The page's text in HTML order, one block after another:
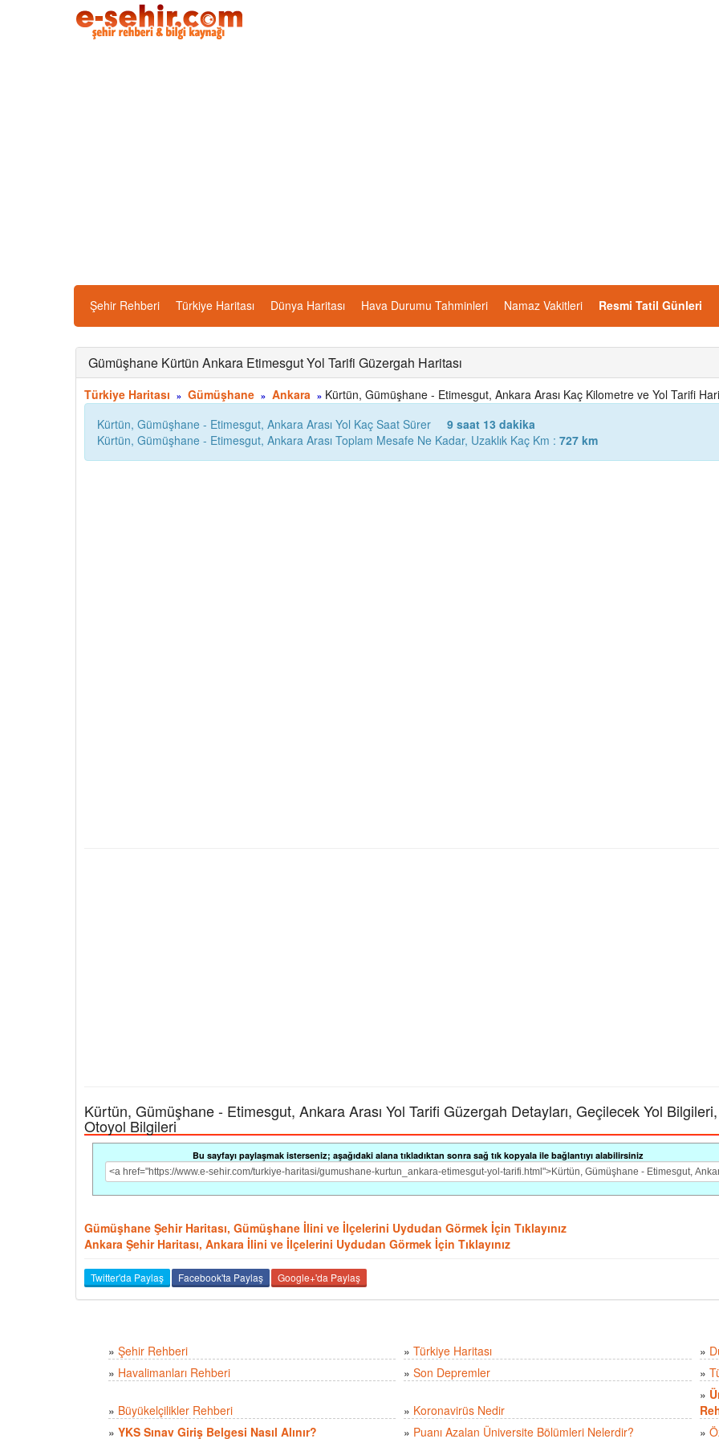
Şehir Rehberi Türkiye Haritası Dünya Haritası Hava Durumu Tahminleri Namaz Vakitleri Resmi Tatil Günleri
Gümüşhane Kürtün Ankara Etimesgut Yol Tarifi Güzergah Haritası
Türkiye Haritası » Gümüşhane » Ankara » Kürtün, Gümüşhane - Etimesgut, Ankara Arası Kaç Kilometre ve Yol Tarifi
Kürtün, Gümüşhane - Etimesgut, Ankara Arası Yol Kaç Saat Sürer
9 saat 13 dakika
Kürtün, Gümüşhane - Etimesgut, Ankara Arası Toplam Mesafe Ne Kadar, Uzaklık Kaç Km : 727 km
Kürtün, Gümüşhane - Etimesgut, Ankara Arası Yol Tarifi Güzergah Detayları, Geçilecek Yol Bilgileri,
Otoyol Bilgileri
Bu sayfayı paylaşmak isterseniz; aşağıdaki alana tıkladıktan sonra sağ tık kopyala ile bağlantıyı alabilirsiniz
Gümüşhane Şehir Haritası, Gümüşhane İlini ve İlçelerini Uydudan Görmek İçin Tıklayınız
Ankara Şehir Haritası, Ankara İlini ve İlçelerini Uydudan Görmek İçin Tıklayınız
Twitter'da Paylaş Facebook'ta Paylaş Google+'da Paylaş
» Şehir Rehberi » Türkiye Haritası »
» Havalimanları Rehberi » Son Depremler »
» Büyükelçilikler Rehberi » Koronavirüs Nedir
»
» YKS Sınav Giriş Belgesi Nasıl Alınır? » Puanı Azalan Üniversite Bölümleri Nelerdir? »